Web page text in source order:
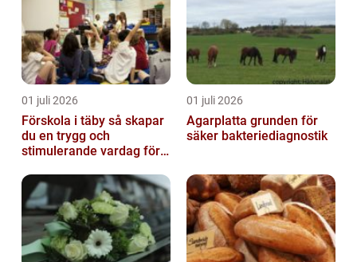
01 juli 2026
Förskola i täby så skapar
du en trygg och
stimulerande vardag för
01 juli 2026
Agarplatta grunden för
säker bakteriediagnostik